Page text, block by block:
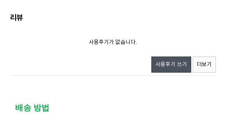
리뷰
사용후기가 없습니다.
사용후기 쓰기 더보기
배송 방법